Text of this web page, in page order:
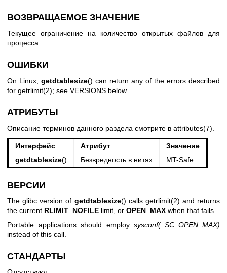
ВОЗВРАЩАЕМОЕ ЗНАЧЕНИЕ
Текущее ограничение на количество открытых файлов для
процесса.
ОШИБКИ
On Linux, getdtablesize() can return any of the errors described
for getrlimit(2); see VERSIONS below.
АТРИБУТЫ
Описание терминов данного раздела смотрите в attributes(7).
Интерфейс Атрибут
Значение
getdtablesize() Безвредность в нитях MT-Safe
ВЕРСИИ
The glibc version of getdtablesize() calls getrlimit(2) and returns
the current RLIMIT_NOFILE limit, or OPEN_MAX when that fails.
Portable applications should employ sysconf(_SC_OPEN_MAX)
instead of this call.
СТАНДАРТЫ